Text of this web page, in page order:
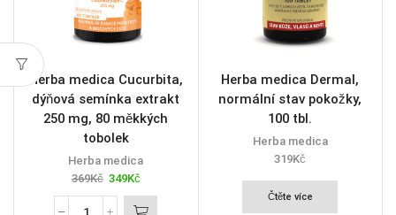
Herba medica Cucurbita,
dýňová semínka extrakt
250 mg, 80 měkkých
tobolek
Herba medica
369Kč 349Kč
Herba medica Dermal,
normální stav pokožky,
100 tbl.
Herba medica
319Kč
Čtěte více